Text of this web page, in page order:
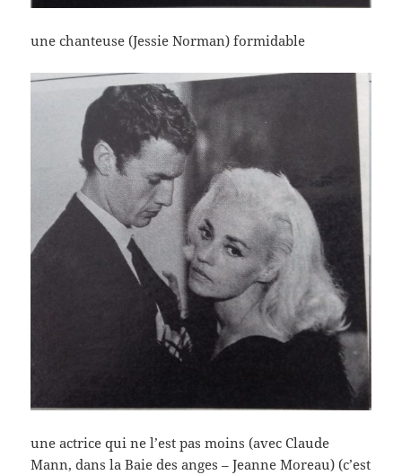
une chanteuse (Jessie Norman) formidable
une actrice qui ne l’est pas moins (avec Claude
Mann, dans la Baie des anges – Jeanne Moreau) (c’est